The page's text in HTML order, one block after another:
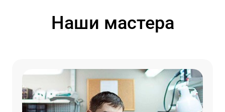
Наши мастера